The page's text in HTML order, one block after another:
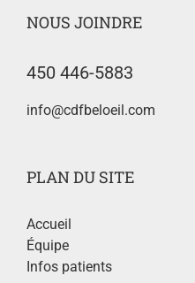
NOUS JOINDRE
450 446-5883
info@cdfbeloeil.com
PLAN DU SITE
Accueil
Équipe
Infos patients